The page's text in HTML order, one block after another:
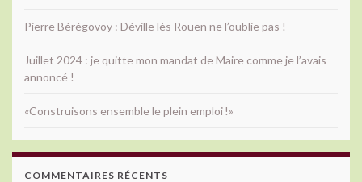
Pierre Bérégovoy : Déville lès Rouen ne l’oublie pas !
Juillet 2024 : je quitte mon mandat de Maire comme je l’avais
annoncé !
«Construisons ensemble le plein emploi !»
COMMENTAIRES RÉCENTS